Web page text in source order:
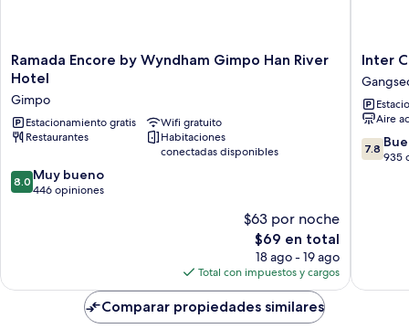
Ramada
Encore
Wyndham
Gimpo
Han
Hotel
Gimpo
Ramada Encore by Wyndham Gimpo Han River
Hotel
Gimpo
Estacionamiento gratis
Wifi gratuito
Restaurantes
Habitaciones
conectadas disponibles
8.0
de
8.0 Muy bueno
446 opiniones
$63 por noche
El
precio
actual
es
de
$69
$69 en total
18 ago - 19 ago
Total con impuestos y cargos
Inter
City
Seoul
gu
Inter
Aire
7.8
de
7.8
935
Comparar propiedades similares